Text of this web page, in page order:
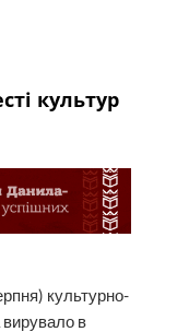
культур
культурно-
вирувало в